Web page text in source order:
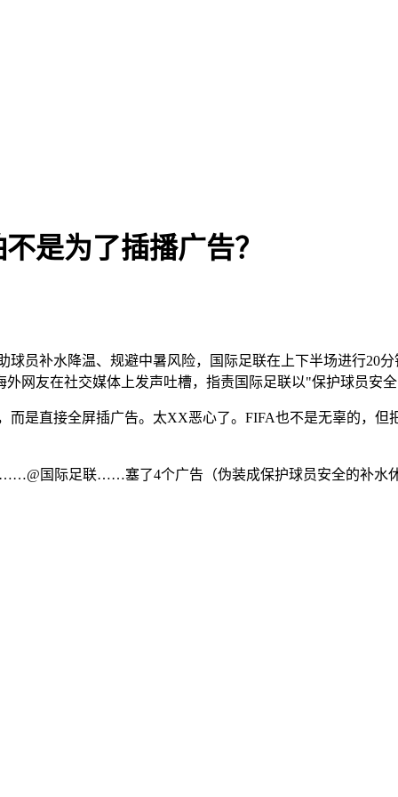
是为了插播广告？
球员补水降温、规避中暑风险，国际足联在上下半场进行20
网友在社交媒体上发声吐槽，指责国际足联以"保护球员安
而是直接全屏插广告。太XX恶心了。FIFA也不是无辜的，
……@国际足联……塞了4个广告（伪装成保护球员安全的补